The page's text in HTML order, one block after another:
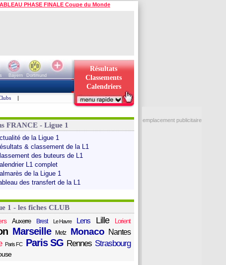
PHASE FINALE Coupe du Monde
Bayern
Dortmund
Résultats
Classements
Calendriers
|
FRANCE - Ligue 1
de la Ligue 1
& classement de la L1
des buteurs de L1
L1 complet
de la Ligue 1
des transfert de la L1
1 - les fiches CLUB
Auxerre Brest Le Havre Lens Lille Lorient
Marseille Metz Monaco Nantes
Paris FC Paris SG Rennes Strasbourg
emplacement publicitaire